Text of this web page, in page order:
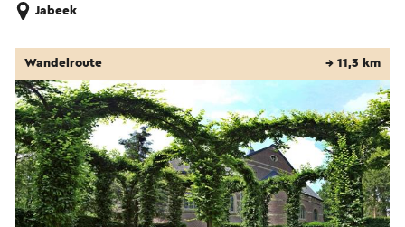
Jabeek
Wandelroute → 11,3 km